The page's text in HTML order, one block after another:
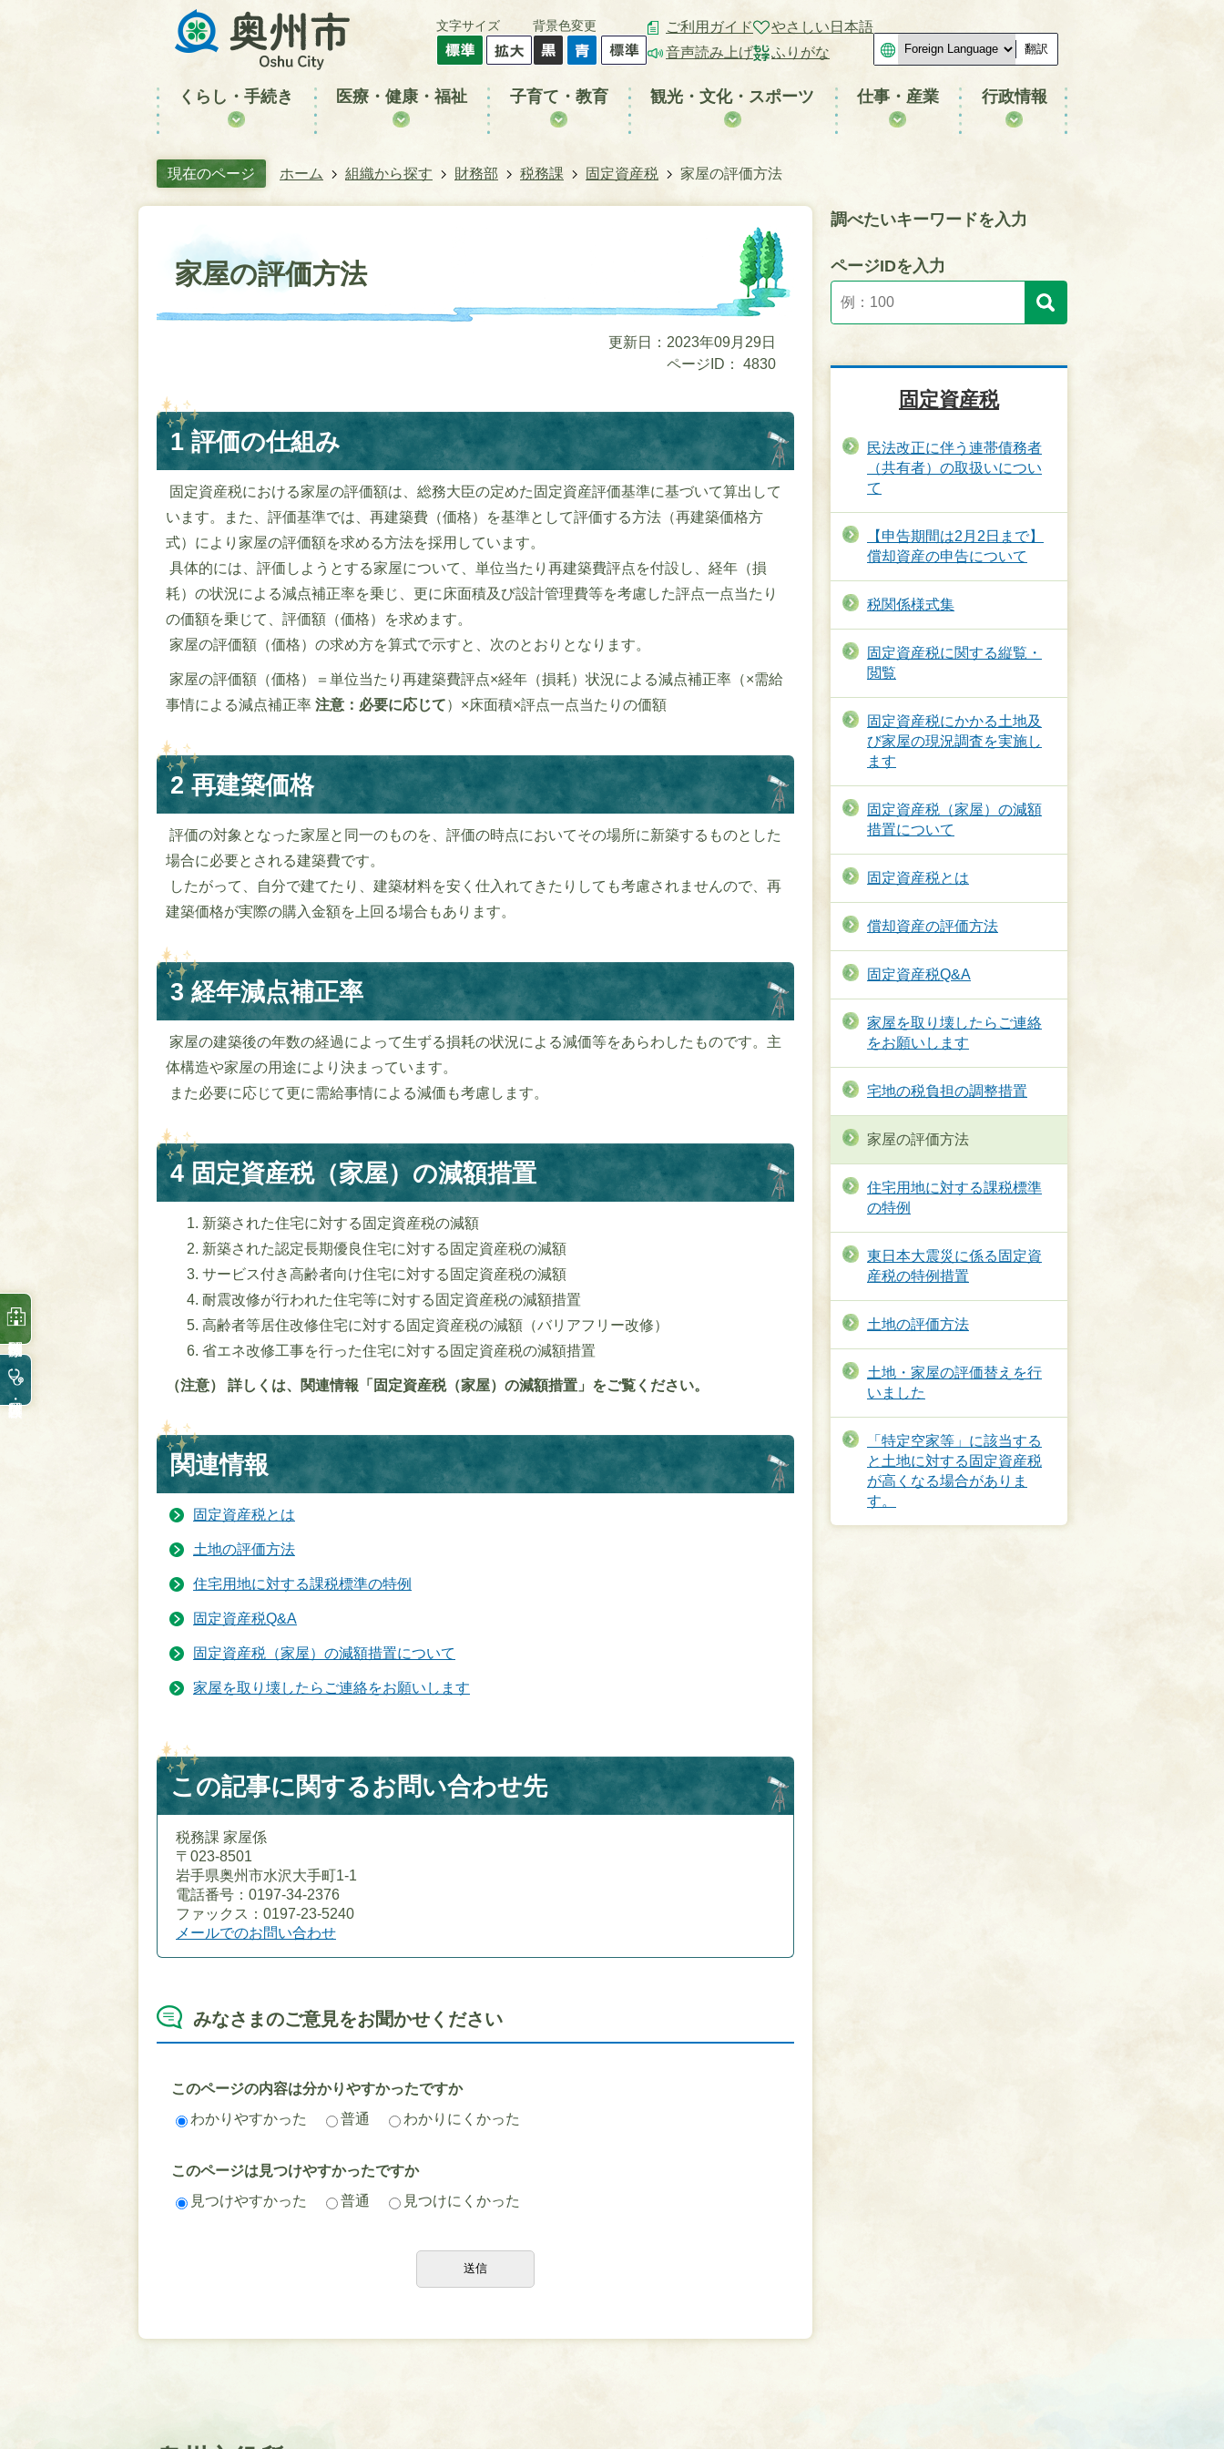
文字サイズ 背景色変更
ご利用ガイド
音声読み上げ
やさしい日本語
ふりがな
翻訳
くらし・手続き 医療・健康・福祉 子育て・教育 観光・文化・スポーツ 仕事・産業 行政情報
現在のページ ホーム 組織から探す 財務部 税務課 固定資産税 家屋の評価方法
家屋の評価方法
更新日：2023年09月29日
ページID：
4830
1 評価の仕組み
固定資産税における家屋の評価額は、総務大臣の定めた固定資産評価基準に基づいて算出して
います。また、評価基準では、再建築費（価格）を基準として評価する方法（再建築価格方
式）により家屋の評価額を求める方法を採用しています。
具体的には、評価しようとする家屋について、単位当たり再建築費評点を付設し、経年（損
耗）の状況による減点補正率を乗じ、更に床面積及び設計管理費等を考慮した評点一点当たり
の価額を乗じて、評価額（価格）を求めます。
家屋の評価額（価格）の求め方を算式で示すと、次のとおりとなります。
家屋の評価額（価格）＝単位当たり再建築費評点×経年（損耗）状況による減点補正率（×需給
事情による減点補正率 注意：必要に応じて）×床面積×評点一点当たりの価額
2 再建築価格
評価の対象となった家屋と同一のものを、評価の時点においてその場所に新築するものとした
場合に必要とされる建築費です。
したがって、自分で建てたり、建築材料を安く仕入れてきたりしても考慮されませんので、再
建築価格が実際の購入金額を上回る場合もあります。
3 経年減点補正率
家屋の建築後の年数の経過によって生ずる損耗の状況による減価等をあらわしたものです。主
体構造や家屋の用途により決まっています。
また必要に応じて更に需給事情による減価も考慮します。
4 固定資産税（家屋）の減額措置
新築された住宅に対する固定資産税の減額
新築された認定長期優良住宅に対する固定資産税の減額
サービス付き高齢者向け住宅に対する固定資産税の減額
耐震改修が行われた住宅等に対する固定資産税の減額措置
高齢者等居住改修住宅に対する固定資産税の減額（バリアフリー改修）
省エネ改修工事を行った住宅に対する固定資産税の減額措置
（注意） 詳しくは、関連情報「固定資産税（家屋）の減額措置」をご覧ください。
関連情報
固定資産税とは
土地の評価方法
住宅用地に対する課税標準の特例
固定資産税Q&A
固定資産税（家屋）の減額措置について
家屋を取り壊したらご連絡をお願いします
この記事に関するお問い合わせ先
税務課 家屋係
〒023-8501
岩手県奥州市水沢大手町1-1
電話番号：0197-34-2376
ファックス：0197-23-5240
メールでのお問い合わせ
みなさまのご意見をお聞かせください
このページの内容は分かりやすかったですか
わかりやすかった
普通 わかりにくかった
このページは見つけやすかったですか
見つけやすかった
普通 見つけにくかった
調べたいキーワードを入力
ページIDを入力
固定資産税
民法改正に伴う連帯債務者
（共有者）の取扱いについ
て
【申告期間は2月2日まで】
償却資産の申告について
税関係様式集
固定資産税に関する縦覧・
閲覧
固定資産税にかかる土地及
び家屋の現況調査を実施し
ます
固定資産税（家屋）の減額
措置について
固定資産税とは
償却資産の評価方法
固定資産税Q&A
家屋を取り壊したらご連絡
をお願いします
宅地の税負担の調整措置
家屋の評価方法
住宅用地に対する課税標準
の特例
東日本大震災に係る固定資
産税の特例措置
土地の評価方法
土地・家屋の評価替えを行
いました
「特定空家等」に該当する
と土地に対する固定資産税
が高くなる場合がありま
す。